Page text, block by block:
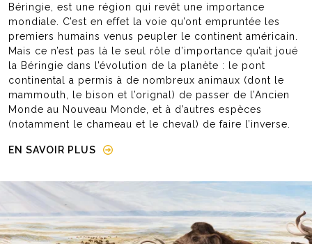
Béringie, est une région qui revêt une importance
mondiale. C’est en effet la voie qu’ont empruntée les
premiers humains venus peupler le continent américain.
Mais ce n’est pas là le seul rôle d’importance qu’ait joué
la Béringie dans l’évolution de la planète : le pont
continental a permis à de nombreux animaux (dont le
mammouth, le bison et l’orignal) de passer de l’Ancien
Monde au Nouveau Monde, et à d’autres espèces
(notamment le chameau et le cheval) de faire l’inverse.
EN SAVOIR PLUS
Image